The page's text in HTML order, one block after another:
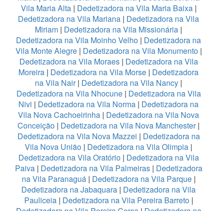
Vila Maria Alta| Dedetizadora na Vila Maria Baixa|
Dedetizadora na Vila Mariana | Dedetizadora na Vila
Miriam | Dedetizadora na Vila Missionária |
Dedetizadora na Vila Moinho Velho | Dedetizadora na
Vila Monte Alegre| Dedetizadora na Vila Monumento|
Dedetizadora na Vila Moraes| Dedetizadora na Vila
Moreira | Dedetizadora na Vila Morse | Dedetizadora
na Vila Nair| Dedetizadora na Vila Nancy |
Dedetizadora na Vila Nhocune| Dedetizadora na Vila
Nivi | Dedetizadora na Vila Norma | Dedetizadora na
Vila Nova Cachoeirinha | Dedetizadora na Vila Nova
Conceição | Dedetizadora na Vila Nova Manchester|
Dedetizadora na Vila Nova Mazzei | Dedetizadora na
Vila Nova União | Dedetizadora na Vila Olimpia |
Dedetizadora na Vila Oratório| Dedetizadora na Vila
Paiva| Dedetizadora na Vila Palmeiras| Dedetizadora
na Vila Paranaguá| Dedetizadora na Vila Parque|
Dedetizadora na Jabaquara | Dedetizadora na Vila
Pauliceia| Dedetizadora na Vila Pereira Barreto|